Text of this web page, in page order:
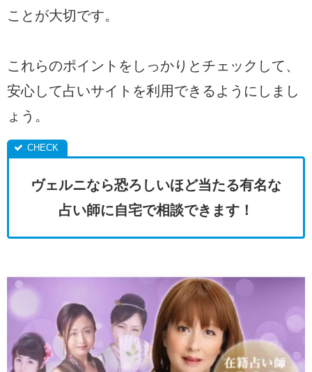
ことが大切です。
これらのポイントをしっかりとチェックして、
安心して占いサイトを利用できるようにしまし
ょう。
ヴェルニなら恐ろしいほど当たる有名な
占い師に自宅で相談できます！